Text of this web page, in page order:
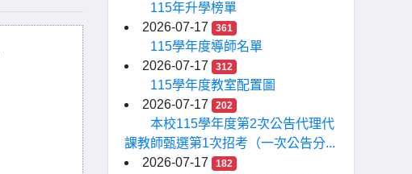
115年升學榜單
2026-07-17
361
115學年度導師名單
2026-07-17
312
115學年度教室配置圖
2026-07-17
202
本校115學年度第2次公告代理代
課教師甄選第1次招考（一次公告分...
2026-07-17
182